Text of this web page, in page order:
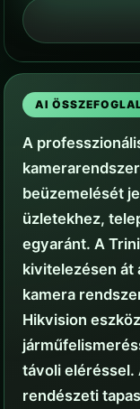
AI
A
beüzemelését
üzletekhez,
egyaránt. A
kivitelezésen át
kamera
Hikvision
távoli eléréssel.
rendészeti